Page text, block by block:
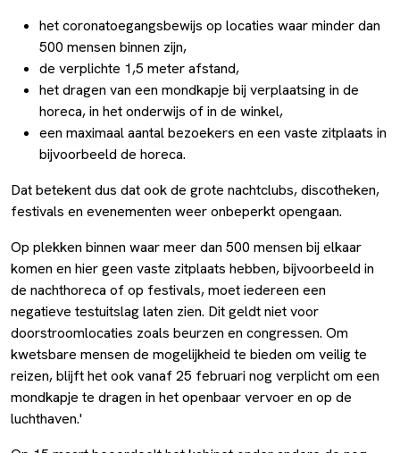
het coronatoegangsbewijs op locaties waar minder dan
500 mensen binnen zijn,
de verplichte 1,5 meter afstand,
het dragen van een mondkapje bij verplaatsing in de
horeca, in het onderwijs of in de winkel,
een maximaal aantal bezoekers en een vaste zitplaats in
bijvoorbeeld de horeca.
Dat betekent dus dat ook de grote nachtclubs, discotheken,
festivals en evenementen weer onbeperkt opengaan.
Op plekken binnen waar meer dan 500 mensen bij elkaar
komen en hier geen vaste zitplaats hebben, bijvoorbeeld in
de nachthoreca of op festivals, moet iedereen een
negatieve testuitslag laten zien. Dit geldt niet voor
doorstroomlocaties zoals beurzen en congressen. Om
kwetsbare mensen de mogelijkheid te bieden om veilig te
reizen, blijft het ook vanaf 25 februari nog verplicht om een
mondkapje te dragen in het openbaar vervoer en op de
luchthaven.'